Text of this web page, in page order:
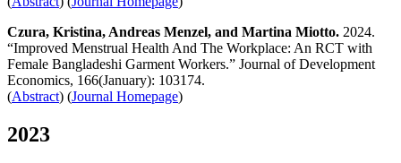
Czura, Kristina, Andreas Menzel, and Martina Miotto. 2024.
“Improved Menstrual Health And The Workplace: An RCT with
Female Bangladeshi Garment Workers.” Journal of Development
Economics, 166(January): 103174.
(Abstract) (Journal Homepage)
2023